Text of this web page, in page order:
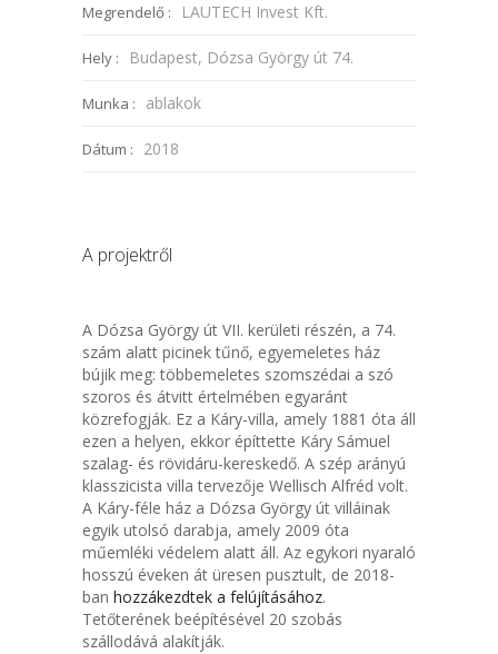
Megrendelő : LAUTECH Invest Kft.
Hely : Budapest, Dózsa György út 74.
Munka : ablakok
Dátum : 2018
A projektről
A Dózsa György út VII. kerületi részén, a 74.
szám alatt picinek tűnő, egyemeletes ház
bújik meg: többemeletes szomszédai a szó
szoros és átvitt értelmében egyaránt
közrefogják. Ez a Káry-villa, amely 1881 óta áll
ezen a helyen, ekkor építtette Káry Sámuel
szalag- és rövidáru-kereskedő. A szép arányú
klasszicista villa tervezője Wellisch Alfréd volt.
A Káry-féle ház a Dózsa György út villáinak
egyik utolsó darabja, amely 2009 óta
műemléki védelem alatt áll. Az egykori nyaraló
hosszú éveken át üresen pusztult, de 2018-
ban hozzákezdtek a felújításához.
Tetőterének beépítésével 20 szobás
szállodává alakítják.